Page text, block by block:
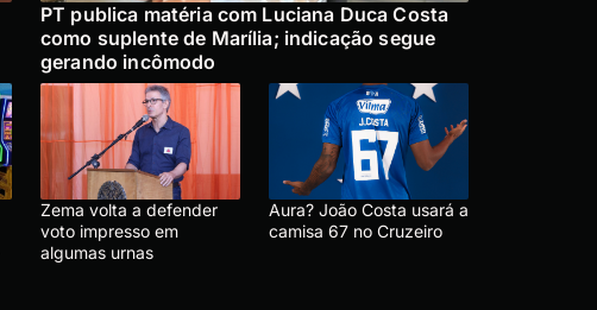
PT publica matéria com Luciana Duca Costa
como suplente de Marília; indicação segue
gerando incômodo
Zema volta a defender
voto impresso em
algumas urnas
Aura? João Costa usará a
camisa 67 no Cruzeiro